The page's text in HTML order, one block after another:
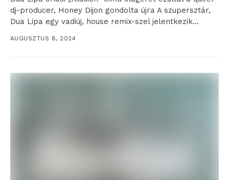
dj-producer, Honey Dijon gondolta újra A szupersztár,
Dua Lipa egy vadiúj, house remix-szel jelentkezik...
AUGUSZTUS 8, 2024